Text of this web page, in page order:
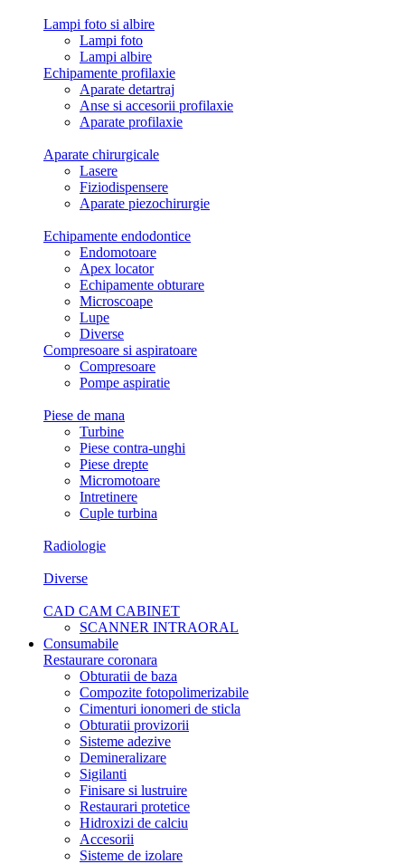
Lampi foto si albire
Lampi foto
Lampi albire
Echipamente profilaxie
Aparate detartraj
Anse si accesorii profilaxie
Aparate profilaxie
Aparate chirurgicale
Lasere
Fiziodispensere
Aparate piezochirurgie
Echipamente endodontice
Endomotoare
Apex locator
Echipamente obturare
Microscoape
Lupe
Diverse
Compresoare si aspiratoare
Compresoare
Pompe aspiratie
Piese de mana
Turbine
Piese contra-unghi
Piese drepte
Micromotoare
Intretinere
Cuple turbina
Radiologie
Diverse
CAD CAM CABINET
SCANNER INTRAORAL
Consumabile
Restaurare coronara
Obturatii de baza
Compozite fotopolimerizabile
Cimenturi ionomeri de sticla
Obturatii provizorii
Sisteme adezive
Demineralizare
Sigilanti
Finisare si lustruire
Restaurari protetice
Hidroxizi de calciu
Accesorii
Sisteme de izolare